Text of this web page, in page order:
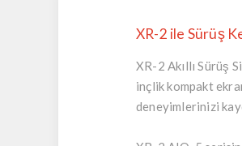
XR-2 ile Sürüş
XR-2 Akıllı Sürüş
inçlik kompakt
deneyimlerinizi